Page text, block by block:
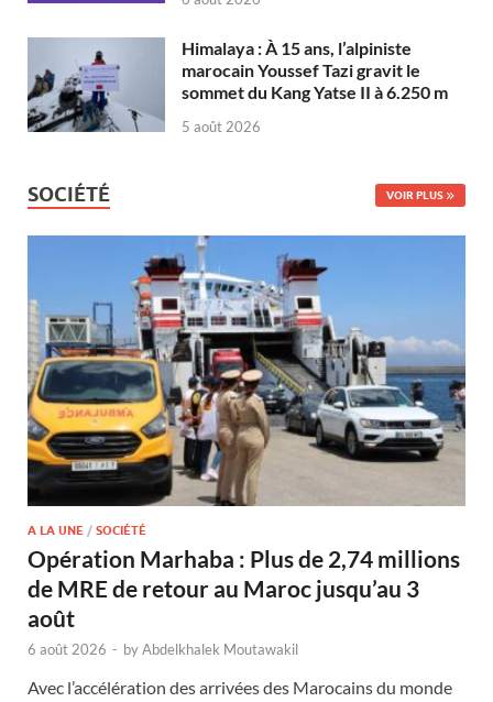
Himalaya : À 15 ans, l’alpiniste
marocain Youssef Tazi gravit le
sommet du Kang Yatse II à 6.250 m
5 août 2026
SOCIÉTÉ VOIR PLUS
A LA UNE / SOCIÉTÉ
Opération Marhaba : Plus de 2,74 millions
de MRE de retour au Maroc jusqu’au 3
août
6 août 2026 - byAbdelkhalek Moutawakil
Avec l’accélération des arrivées des Marocains du monde